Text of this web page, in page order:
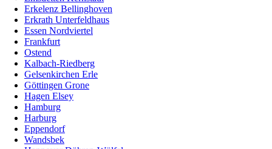
Erkelenz Bellinghoven
Erkrath Unterfeldhaus
Essen Nordviertel
Frankfurt
Ostend
Kalbach-Riedberg
Gelsenkirchen Erle
Göttingen Grone
Hagen Elsey
Hamburg
Harburg
Eppendorf
Wandsbek